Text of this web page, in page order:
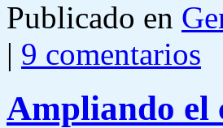
Compartir
Publicado en
| 9 comentarios
Ampliando el